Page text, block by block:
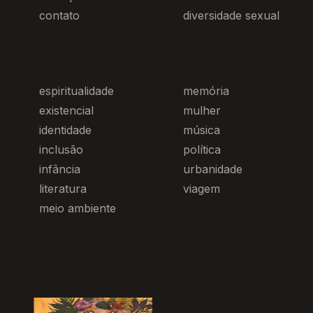
contato
diversidade sexual
espiritualidade
existencial
identidade
inclusão
infância
literatura
meio ambiente
memória
mulher
música
política
urbanidade
viagem